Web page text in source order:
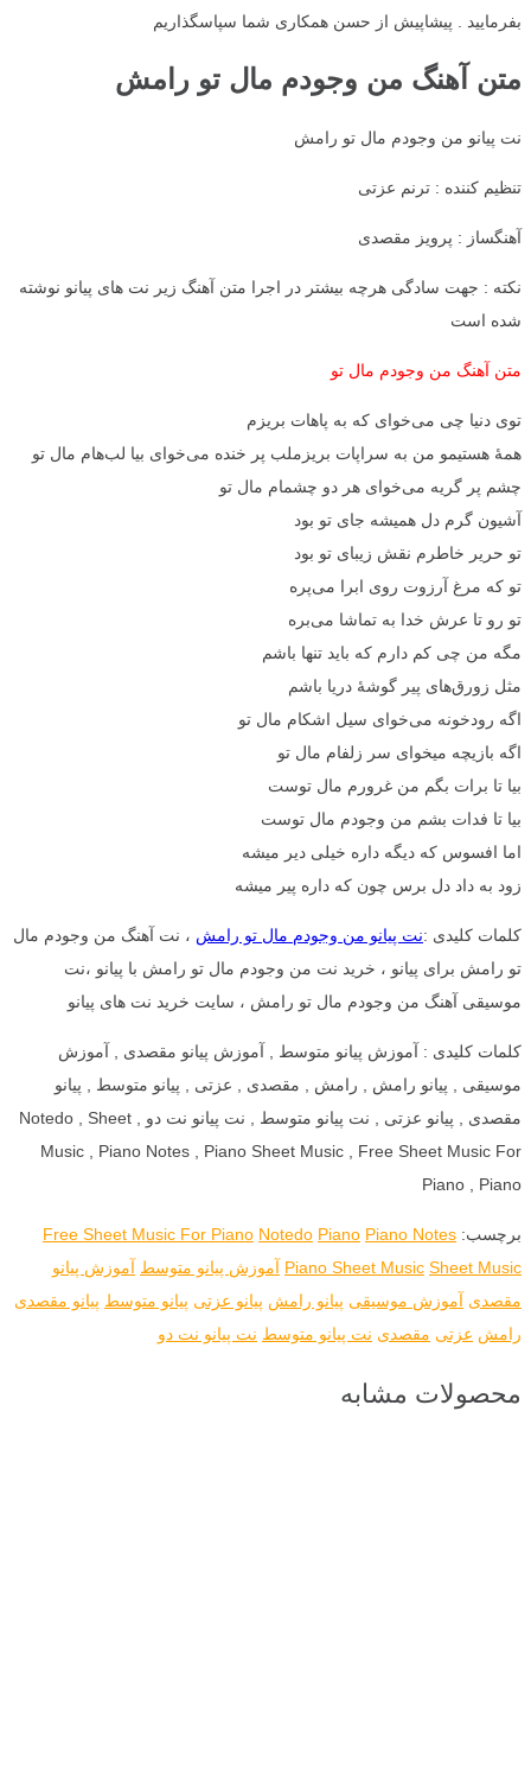
بفرمایید . پیشاپیش از حسن همکاری شما سپاسگذاریم
متن آهنگ من وجودم مال تو رامش
نت پیانو من وجودم مال تو رامش
تنظیم کننده : ترنم عزتی
آهنگساز : پرویز مقصدی
نکته : جهت سادگی هرچه بیشتر در اجرا متن آهنگ زیر نت های پیانو نوشته
شده است
متن آهنگ من وجودم مال تو
توی دنیا چی می‌خوای که به پاهات بریزم
همهٔ هستیمو من به سراپات بریزملب پر خنده می‌خوای بیا لب‌هام مال تو
چشم پر گریه می‌خوای هر دو چشمام مال تو
آشیون گرم دل همیشه جای تو بود
تو حریر خاطرم نقش زیبای تو بود
تو که مرغ آرزوت روی ابرا می‌پره
تو رو تا عرش خدا به تماشا می‌بره
مگه من چی کم دارم که باید تنها باشم
مثل زورق‌های پیر گوشهٔ دریا باشم
اگه رودخونه می‌خوای سیل اشکام مال تو
اگه بازیچه میخوای سر زلفام مال تو
بیا تا برات بگم من غرورم مال توست
بیا تا فدات بشم من وجودم مال توست
اما افسوس که دیگه داره خیلی دیر میشه
زود به داد دل برس چون که داره پیر میشه
کلمات کلیدی :نت پیانو من وجودم مال تو رامش ، نت آهنگ من وجودم مال
تو رامش برای پیانو ، خرید نت من وجودم مال تو رامش با پیانو ،نت
موسیقی آهنگ من وجودم مال تو رامش ، سایت خرید نت های پیانو
کلمات کلیدی : آموزش پیانو متوسط , آموزش پیانو مقصدی , آموزش
موسیقی , پیانو رامش , رامش , مقصدی , عزتی , پیانو متوسط , پیانو
مقصدی , پیانو عزتی , نت پیانو متوسط , نت پیانو نت دو , Notedo , Sheet
Music , Piano Notes , Piano Sheet Music , Free Sheet Music For
Piano , Piano
برچسب: Free Sheet Music For Piano Notedo Piano Piano Notes
Piano Sheet Music Sheet Music آموزش پیانو متوسط آموزش پیانو
مقصدی آموزش موسیقی پیانو رامش پیانو عزتی پیانو متوسط پیانو مقصدی
رامش عزتی مقصدی نت پیانو متوسط نت پیانو نت دو
محصولات مشابه